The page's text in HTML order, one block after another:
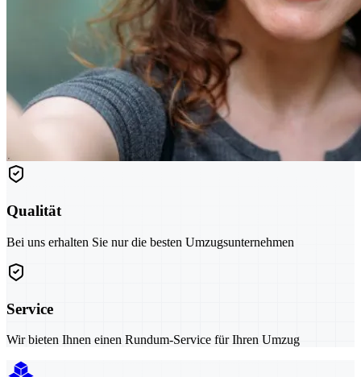
Qualität
Bei uns erhalten Sie nur die besten Umzugsunternehmen
Service
Wir bieten Ihnen einen Rundum-Service für Ihren Umzug